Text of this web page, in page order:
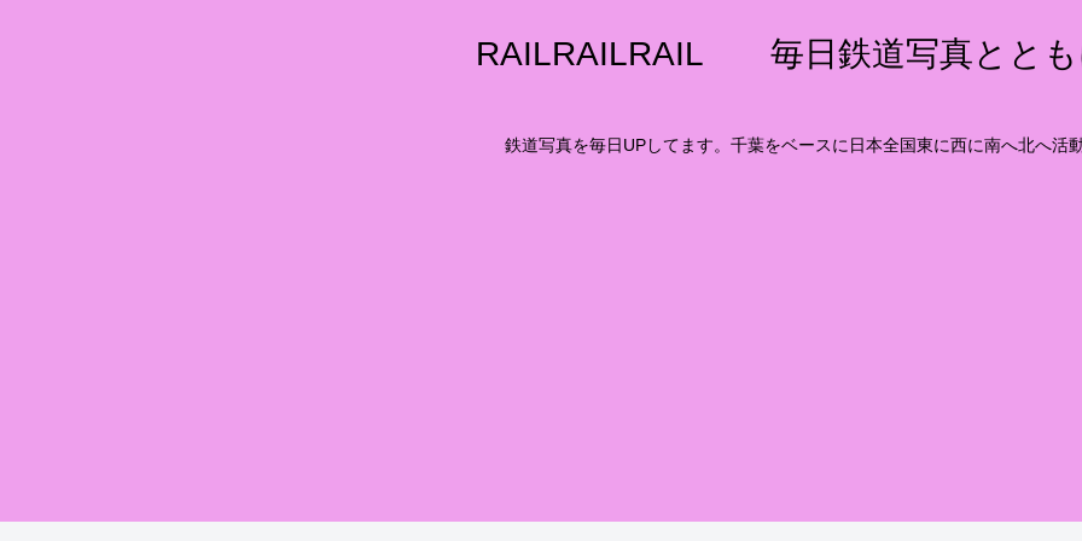
RAILRAILRAIL 毎日鉄道写真ととも
鉄道写真を毎日UPしてます。千葉をベースに日本全国東に西に南へ北へ活